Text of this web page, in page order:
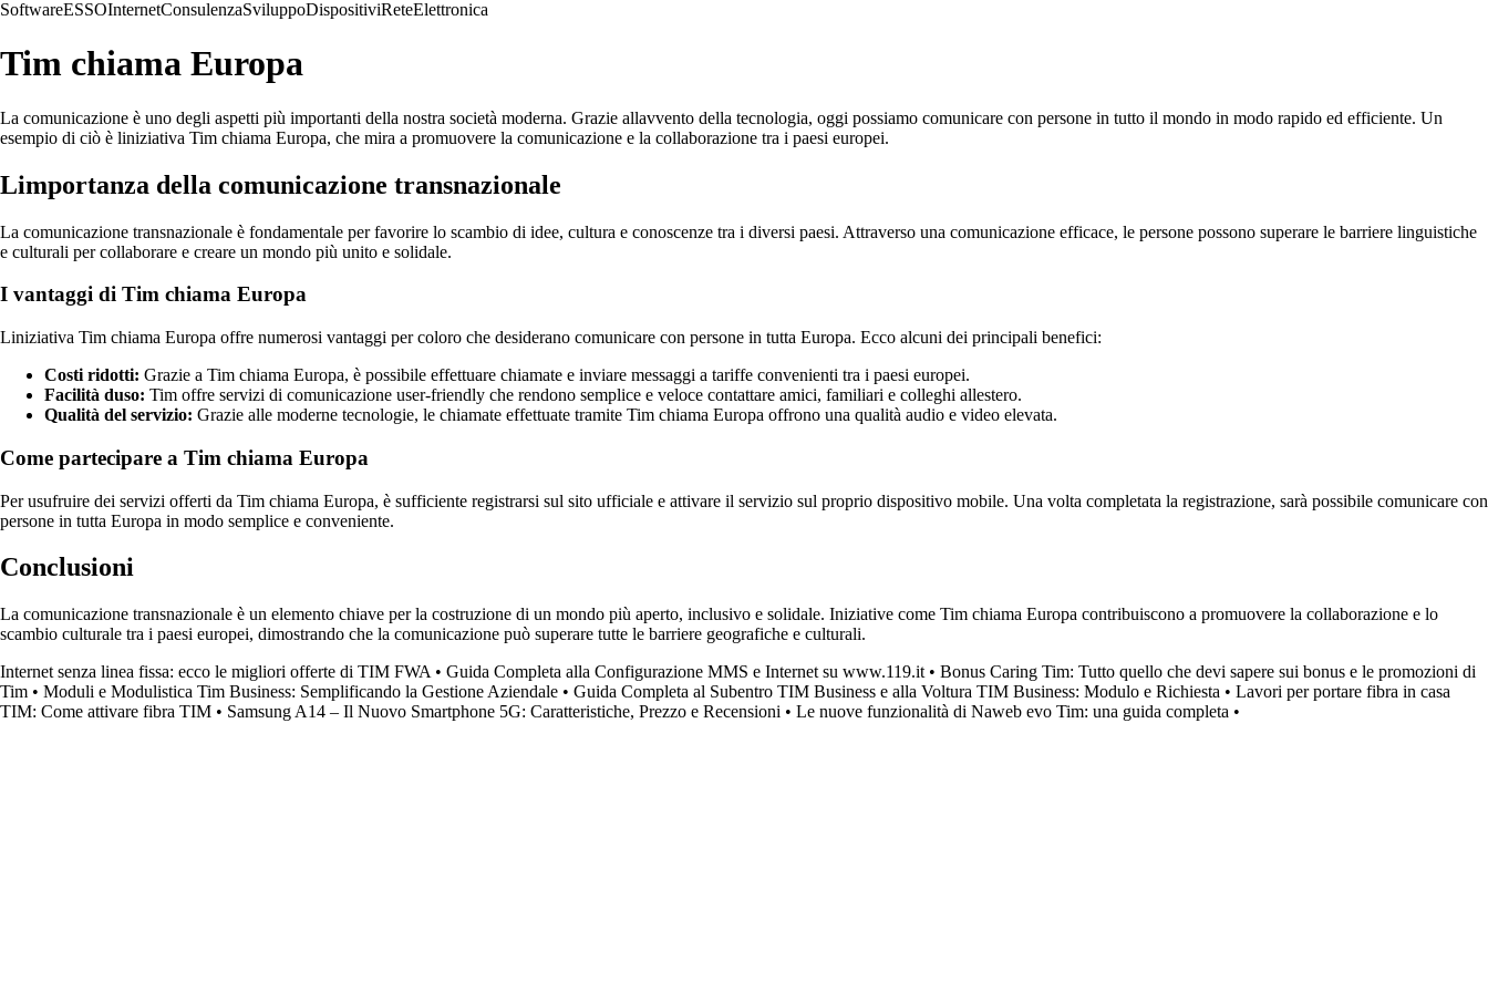
SoftwareESSOInternetConsulenzaSviluppoDispositiviReteElettronica
Tim chiama Europa
La comunicazione è uno degli aspetti più importanti della nostra società moderna. Grazie allavvento della tecnologia, oggi possiamo comunicare con persone in tutto il mondo in modo rapido ed efficiente. Un
esempio di ciò è liniziativa Tim chiama Europa, che mira a promuovere la comunicazione e la collaborazione tra i paesi europei.
Limportanza della comunicazione transnazionale
La comunicazione transnazionale è fondamentale per favorire lo scambio di idee, cultura e conoscenze tra i diversi paesi. Attraverso una comunicazione efficace, le persone possono superare le barriere linguistiche
e culturali per collaborare e creare un mondo più unito e solidale.
I vantaggi di Tim chiama Europa
Liniziativa Tim chiama Europa offre numerosi vantaggi per coloro che desiderano comunicare con persone in tutta Europa. Ecco alcuni dei principali benefici:
Costi ridotti: Grazie a Tim chiama Europa, è possibile effettuare chiamate e inviare messaggi a tariffe convenienti tra i paesi europei.
Facilità duso: Tim offre servizi di comunicazione user-friendly che rendono semplice e veloce contattare amici, familiari e colleghi allestero.
Qualità del servizio: Grazie alle moderne tecnologie, le chiamate effettuate tramite Tim chiama Europa offrono una qualità audio e video elevata.
Come partecipare a Tim chiama Europa
Per usufruire dei servizi offerti da Tim chiama Europa, è sufficiente registrarsi sul sito ufficiale e attivare il servizio sul proprio dispositivo mobile. Una volta completata la registrazione, sarà possibile comunicare con
persone in tutta Europa in modo semplice e conveniente.
Conclusioni
La comunicazione transnazionale è un elemento chiave per la costruzione di un mondo più aperto, inclusivo e solidale. Iniziative come Tim chiama Europa contribuiscono a promuovere la collaborazione e lo
scambio culturale tra i paesi europei, dimostrando che la comunicazione può superare tutte le barriere geografiche e culturali.
Internet senza linea fissa: ecco le migliori offerte di TIM FWA • Guida Completa alla Configurazione MMS e Internet su www.119.it • Bonus Caring Tim: Tutto quello che devi sapere sui bonus e le promozioni di
Tim • Moduli e Modulistica Tim Business: Semplificando la Gestione Aziendale • Guida Completa al Subentro TIM Business e alla Voltura TIM Business: Modulo e Richiesta • Lavori per portare fibra in casa
TIM: Come attivare fibra TIM • Samsung A14 – Il Nuovo Smartphone 5G: Caratteristiche, Prezzo e Recensioni • Le nuove funzionalità di Naweb evo Tim: una guida completa •